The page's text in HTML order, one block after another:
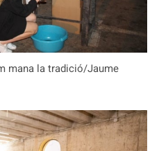
mana la tradició/Jaume